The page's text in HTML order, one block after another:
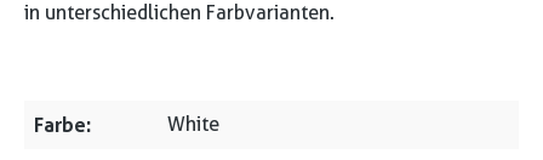
in unterschiedlichen Farbvarianten.
Farbe: White